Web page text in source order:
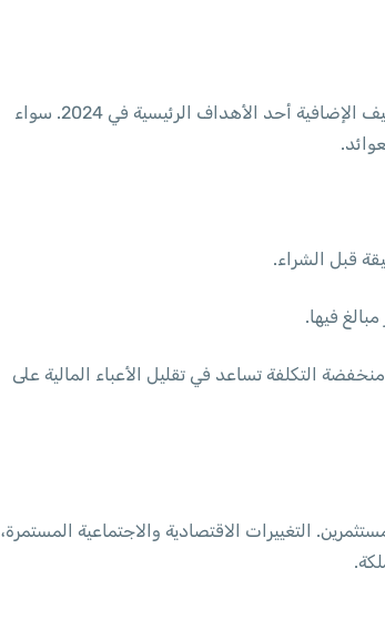
في ظل التحديات المستمرة التي يواجهها المستثمرون في سوق العقارات السعودي، يعتبر تقليل المخاطر والتكاليف الإضافية أحد الأهداف الرئيسية في 2024. سواء
قبل الشراء.
فيها.
التكلفة تساعد في تقليل الأعباء المالية على
كبيرة للمستثمرين. التغييرات الاقتصادية والاجتماعية المستمرة،